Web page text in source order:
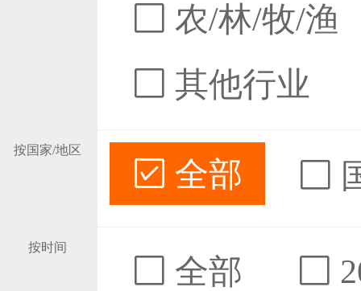
农/林/牧/渔
其他行业
按国家/地区
全部
按时间
全部